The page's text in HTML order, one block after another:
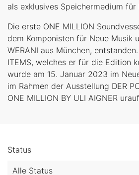
als exklusives Speichermedium für
Die erste ONE MILLION
dem Komponisten für Neue Musik
WERANI aus München,
ITEMS, welches er für die Edition
wurde am 15. Januar 2023 im
im Rahmen der Ausstellung DER
ONE MILLION BY ULI AIGNER
Status